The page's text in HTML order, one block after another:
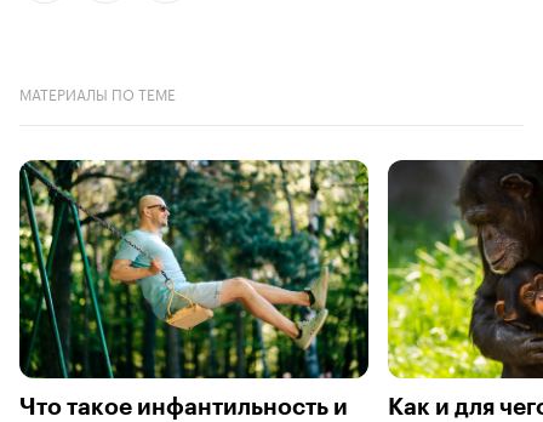
МАТЕРИАЛЫ ПО ТЕМЕ
Что такое инфантильность и
Как и для